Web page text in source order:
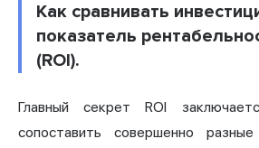
Как сравнивать
показатель
(ROI).
Главный секрет ROI
сопоставить совершенно